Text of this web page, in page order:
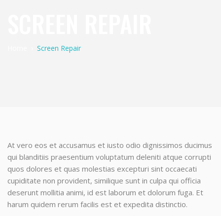
Screen Repair
At vero eos et accusamus et iusto odio dignissimos ducimus
qui blanditiis praesentium voluptatum deleniti atque corrupti
quos dolores et quas molestias excepturi sint occaecati
cupiditate non provident, similique sunt in culpa qui officia
deserunt mollitia animi, id est laborum et dolorum fuga. Et
harum quidem rerum facilis est et expedita distinctio.